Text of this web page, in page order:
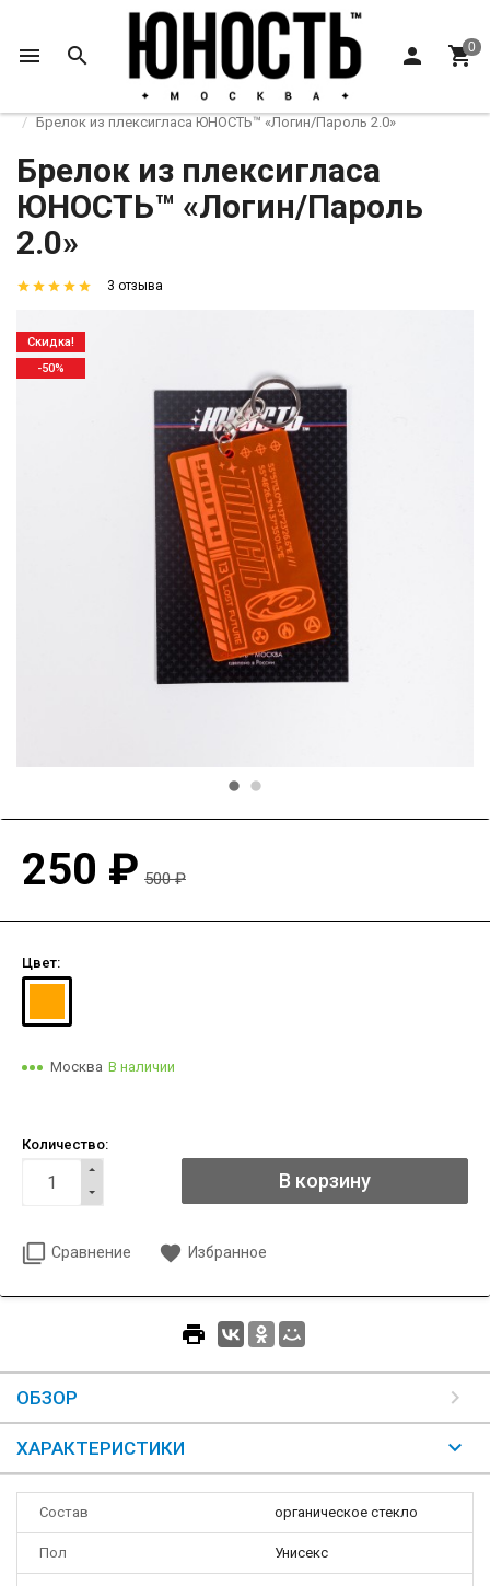
Аксессуары
Брелки
Брелок из плексигласа ЮНОСТЬ™ «Логин/Пароль 2.0»
Брелок из плексигласа
ЮНОСТЬ™ «Логин/Пароль
2.0»
3 отзыва
Скидка!
-50%
250 ₽ 500 ₽
Цвет:
Москва В наличии
Количество:
Сравнение Избранное
ОБЗОР
ХАРАКТЕРИСТИКИ
Состав органическое стекло
Пол Унисекс